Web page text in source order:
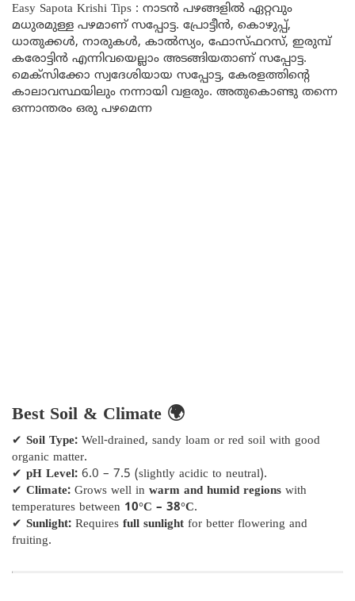
Easy Sapota Krishi Tips : നാടൻ പഴങ്ങളിൽ ഏറ്റവും
മധുരമുള്ള പഴമാണ് സപ്പോട്ട. പ്രോട്ടീന്‍, കൊഴുപ്പ്,
ധാതുക്കള്‍, നാരുകള്‍, കാല്‍സ്യം, ഫോസ്ഫറസ്, ഇരുമ്പ്
കരോട്ടിന്‍ എന്നിവയെല്ലാം അടങ്ങിയതാണ് സപ്പോട്ട.
മെക്‌സിക്കോ സ്വദേശിയായ സപ്പോട്ട, കേരളത്തിന്റെ
കാലാവസ്ഥയിലും നന്നായി വളരും. അതുകൊണ്ടു തന്നെ
ഒന്നാന്തരം ഒരു പഴമെന്ന
Best Soil & Climate 🌍
✔ Soil Type: Well-drained, sandy loam or red soil with good
organic matter.
✔ pH Level: 6.0 – 7.5 (slightly acidic to neutral).
✔ Climate: Grows well in warm and humid regions with
temperatures between 10°C – 38°C.
✔ Sunlight: Requires full sunlight for better flowering and
fruiting.